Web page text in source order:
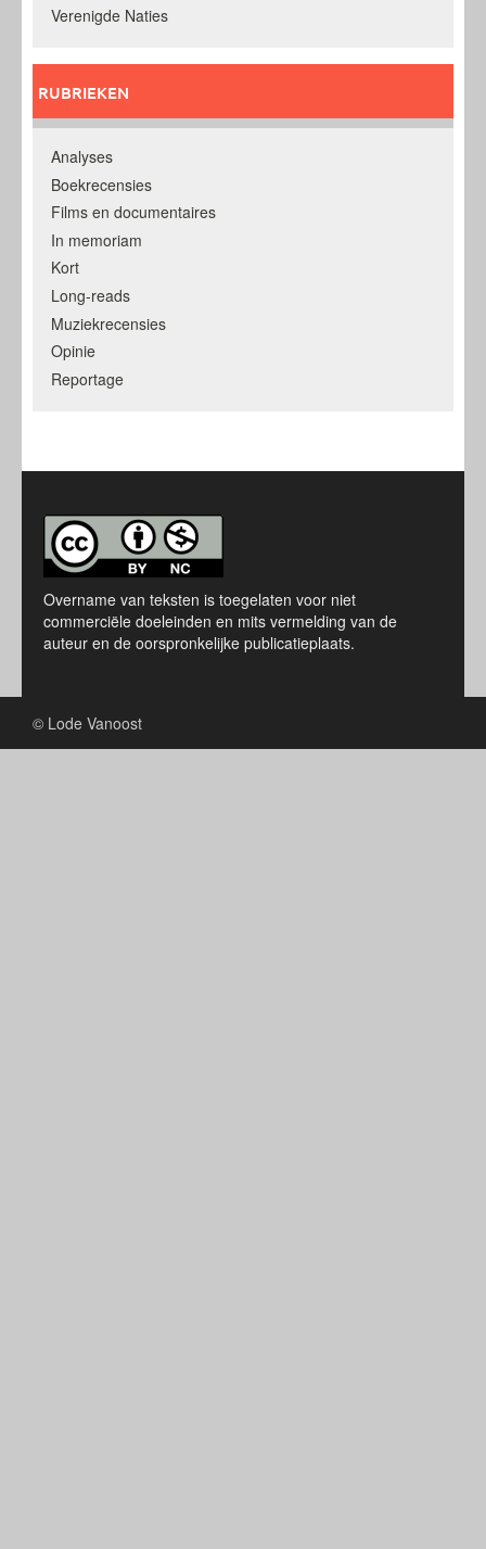
Verenigde Naties
RUBRIEKEN
Analyses
Boekrecensies
Films en documentaires
In memoriam
Kort
Long-reads
Muziekrecensies
Opinie
Reportage
Overname van teksten is toegelaten voor niet
commerciële doeleinden en mits vermelding van de
auteur en de oorspronkelijke publicatieplaats.
© Lode Vanoost